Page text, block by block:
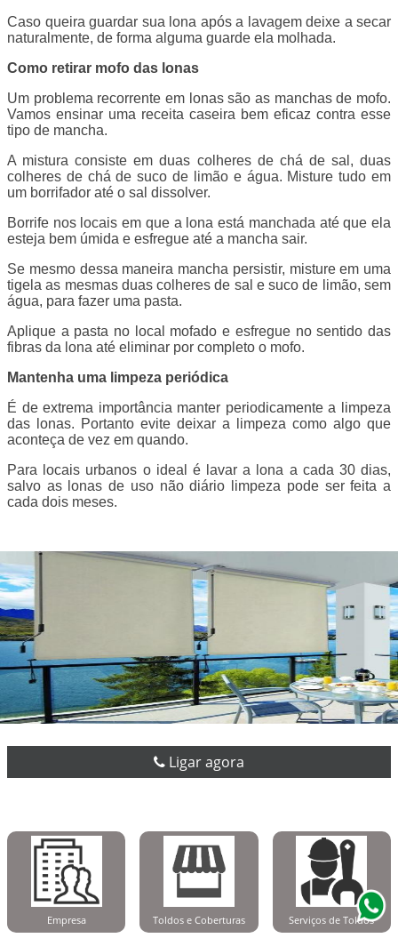
Caso queira guardar sua lona após a lavagem deixe a secar
naturalmente, de forma alguma guarde ela molhada.
Como retirar mofo das lonas
Um problema recorrente em lonas são as manchas de mofo.
Vamos ensinar uma receita caseira bem eficaz contra esse
tipo de mancha.
A mistura consiste em duas colheres de chá de sal, duas
colheres de chá de suco de limão e água. Misture tudo em
um borrifador até o sal dissolver.
Borrife nos locais em que a lona está manchada até que ela
esteja bem úmida e esfregue até a mancha sair.
Se mesmo dessa maneira mancha persistir, misture em uma
tigela as mesmas duas colheres de sal e suco de limão, sem
água, para fazer uma pasta.
Aplique a pasta no local mofado e esfregue no sentido das
fibras da lona até eliminar por completo o mofo.
Mantenha uma limpeza periódica
É de extrema importância manter periodicamente a limpeza
das lonas. Portanto evite deixar a limpeza como algo que
aconteça de vez em quando.
Para locais urbanos o ideal é lavar a lona a cada 30 dias,
salvo as lonas de uso não diário limpeza pode ser feita a
cada dois meses.
Ligar agora
Empresa Toldos e Coberturas Serviços de Toldos